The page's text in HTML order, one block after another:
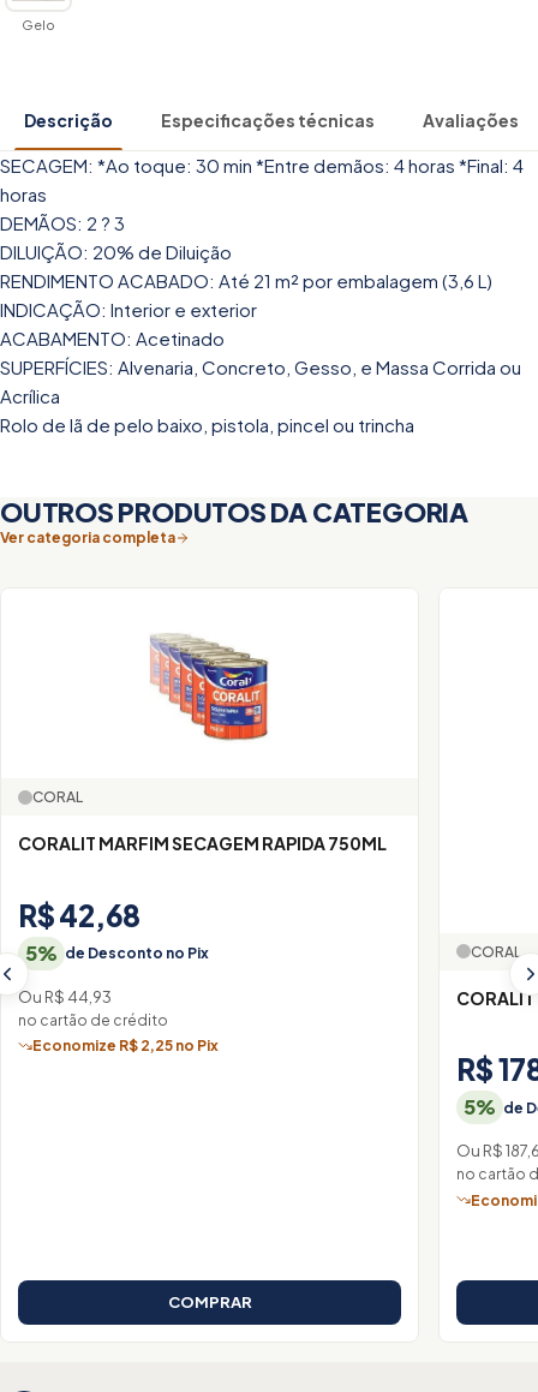
Gelo
Descrição Especificações técnicas Avaliações
SECAGEM: *Ao toque: 30 min *Entre demãos: 4 horas *Final: 4
horas
DEMÃOS: 2 ? 3
DILUIÇÃO: 20% de Diluição
RENDIMENTO ACABADO: Até 21 m² por embalagem (3,6 L)
INDICAÇÃO: Interior e exterior
ACABAMENTO: Acetinado
SUPERFÍCIES: Alvenaria, Concreto, Gesso, e Massa Corrida ou
Acrílica
Rolo de lã de pelo baixo, pistola, pincel ou trincha
OUTROS PRODUTOS DA CATEGORIA
Ver categoria completa
CORAL
CORALIT MARFIM SECAGEM RAPIDA 750ML
R$ 42,68
5% de Desconto no Pix
Ou R$ 44,93
no cartão de crédito
Economize R$ 2,25 no Pix
COMPRAR
CORAL
R$
5% de
Ou R$
no cartão